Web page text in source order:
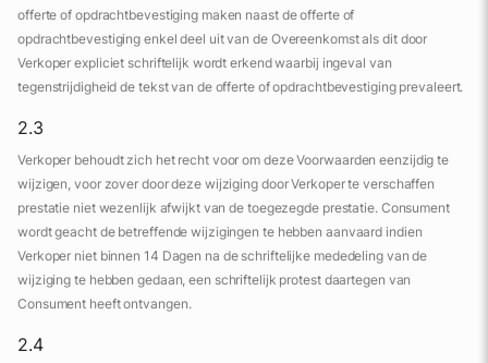
offerte of opdrachtbevestiging maken naast de offerte of
opdrachtbevestiging enkel deel uit van de Overeenkomst als dit door
Verkoper expliciet schriftelijk wordt erkend waarbij ingeval van
tegenstrijdigheid de tekst van de offerte of opdrachtbevestiging prevaleert.
2.3
Verkoper behoudt zich het recht voor om deze Voorwaarden eenzijdig te
wijzigen, voor zover door deze wijziging door Verkoper te verschaffen
prestatie niet wezenlijk afwijkt van de toegezegde prestatie. Consument
wordt geacht de betreffende wijzigingen te hebben aanvaard indien
Verkoper niet binnen 14 Dagen na de schriftelijke mededeling van de
wijziging te hebben gedaan, een schriftelijk protest daartegen van
Consument heeft ontvangen.
2.4